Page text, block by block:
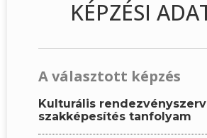
KÉPZÉSI
A választott képzés
Kulturális
szakképesítés tanfolyam